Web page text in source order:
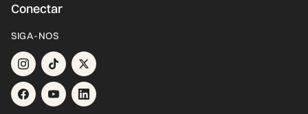
Conectar
SIGA-NOS